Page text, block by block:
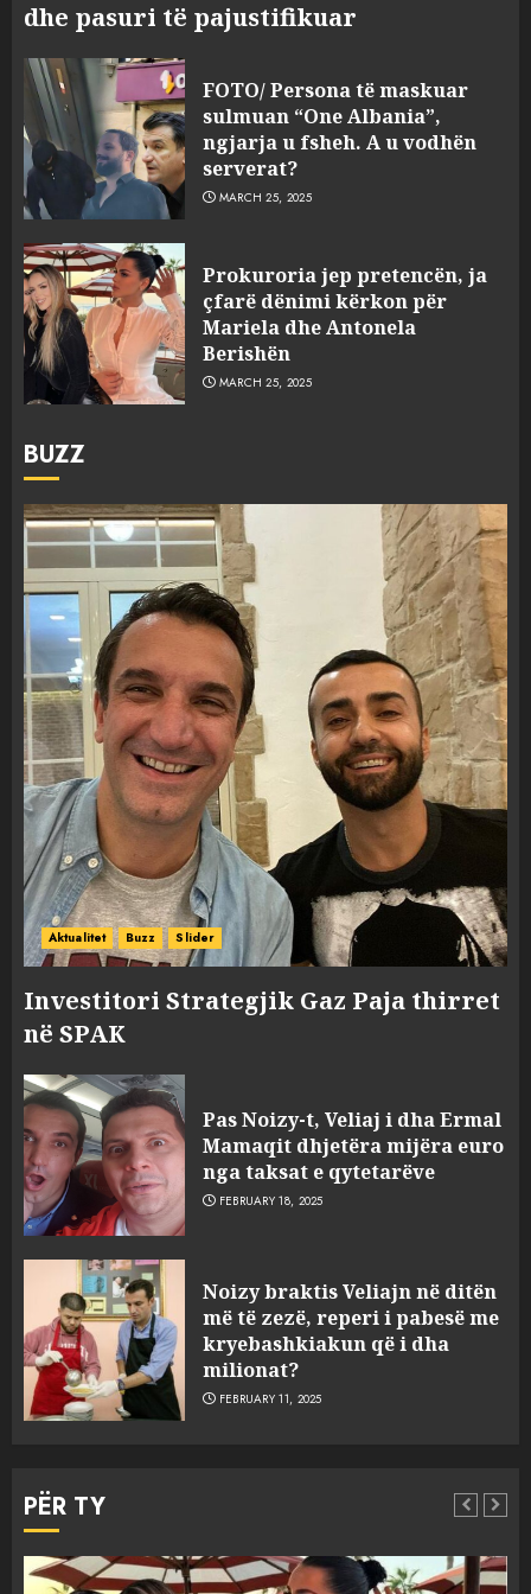
dhe pasuri të pajustifikuar
FOTO/ Persona të maskuar
sulmuan “One Albania”,
ngjarja u fsheh. A u vodhën
serverat?
MARCH 25, 2025
Prokuroria jep pretencën, ja
çfarë dënimi kërkon për
Mariela dhe Antonela
Berishën
MARCH 25, 2025
BUZZ
Aktualitet Buzz Slider
Investitori Strategjik Gaz Paja thirret
në SPAK
Pas Noizy-t, Veliaj i dha Ermal
Mamaqit dhjetëra mijëra euro
nga taksat e qytetarëve
FEBRUARY 18, 2025
Noizy braktis Veliajn në ditën
më të zezë, reperi i pabesë me
kryebashkiakun që i dha
milionat?
FEBRUARY 11, 2025
PËR TY
3
sulmuan “One Albania”,
ngjarja u fsheh. A u vodhën
serverat?
MARCH 25, 2025
4 MARCH 25, 2025